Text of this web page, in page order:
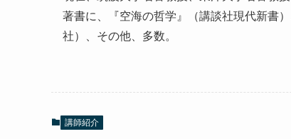
著書に、『空海の哲学』（講談社現代新書
社）、その他、多数。
講師紹介